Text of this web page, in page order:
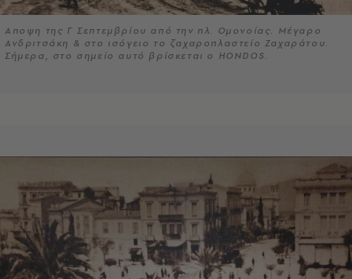
Αποψη της Γ Σεπτεμβρίου από την πλ. Ομονοίας. Μέγαρο
Ανδριτσάκη & στο ισόγειο το ζαχαροπλαστείο Ζαχαράτου.
Σήμερα, στο σημείο αυτό βρίσκεται ο ΗONDOS.